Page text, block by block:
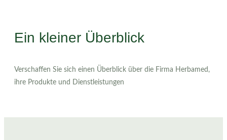
Ein kleiner Überblick
Verschaffen Sie sich einen Überblick über die Firma Herbamed,
ihre Produkte und Dienstleistungen